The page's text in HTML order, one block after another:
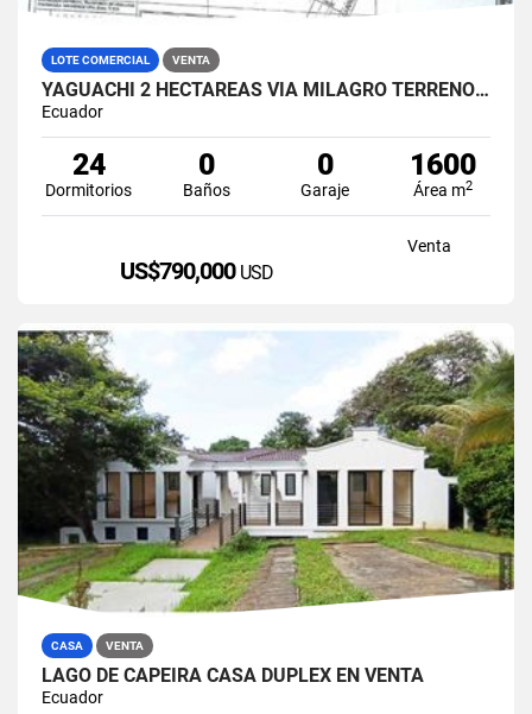
LOTE COMERCIAL VENTA
YAGUACHI 2 HECTÁREAS VIA MILAGRO TERRENO INDUSTRIAL EN VENTA
Ecuador
24
Dormitorios
0
Baños
0
Garaje
1600
Área m2
Venta
US$790,000 USD
CASA VENTA
LAGO DE CAPEIRA CASA DUPLEX EN VENTA
Ecuador